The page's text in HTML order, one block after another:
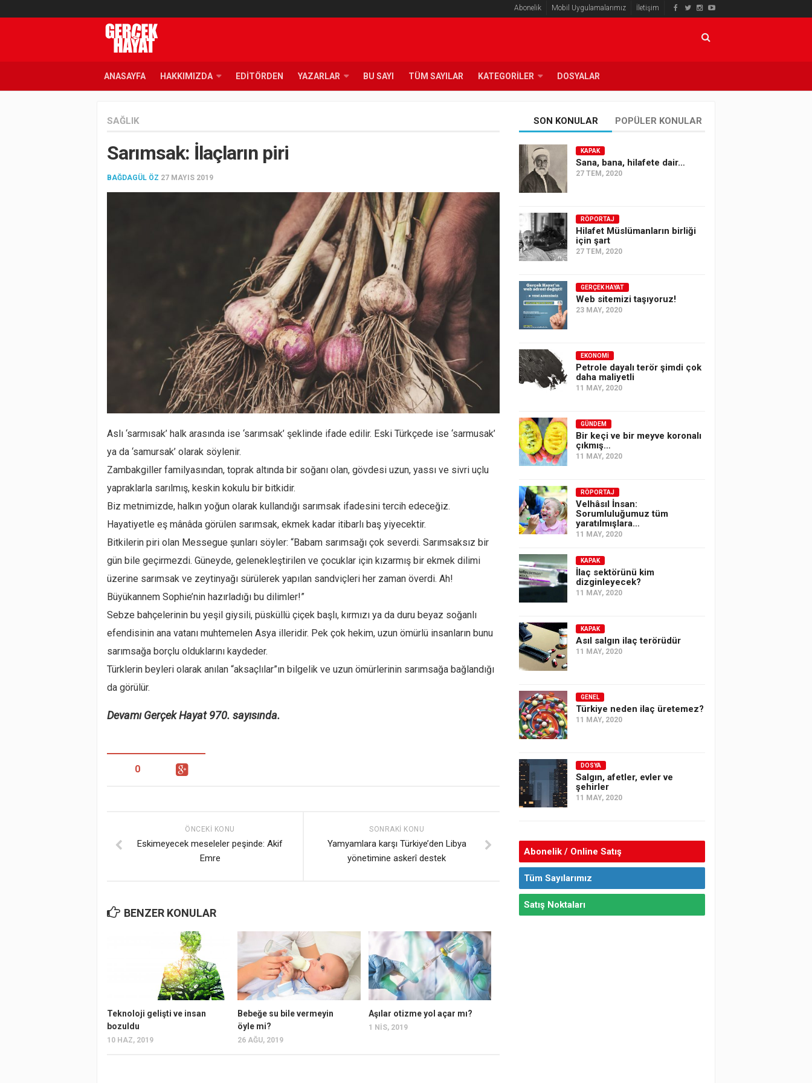
Abonelik Mobil Uygulamalarımız İletişim
ANASAYFA HAKKIMIZDA EDITÖRDEN YAZARLAR BU SAYI TÜM SAYILAR KATEGORILER DOSYALAR
SAĞLIK
Sarımsak: İlaçların piri
BAĞDAGÜL ÖZ 27 MAYIS 2019
Aslı ‘sarmısak’ halk arasında ise ‘sarımsak’ şeklinde ifade edilir. Eski Türkçede ise ‘sarmusak’
ya da ‘samursak’ olarak söylenir.
Zambakgiller familyasından, toprak altında bir soğanı olan, gövdesi uzun, yassı ve sivri uçlu
yapraklarla sarılmış, keskin kokulu bir bitkidir.
Biz metnimizde, halkın yoğun olarak kullandığı sarımsak ifadesini tercih edeceğiz.
Hayatiyetle eş mânâda görülen sarımsak, ekmek kadar itibarlı baş yiyecektir.
Bitkilerin piri olan Messegue şunları söyler: “Babam sarımsağı çok severdi. Sarımsaksız bir
gün bile geçirmezdi. Güneyde, gelenekleştirilen ve çocuklar için kızarmış bir ekmek dilimi
üzerine sarımsak ve zeytinyağı sürülerek yapılan sandviçleri her zaman överdi. Ah!
Büyükannem Sophie’nin hazırladığı bu dilimler!”
Sebze bahçelerinin bu yeşil giysili, püsküllü çiçek başlı, kırmızı ya da duru beyaz soğanlı
efendisinin ana vatanı muhtemelen Asya illeridir. Pek çok hekim, uzun ömürlü insanların bunu
sarımsağa borçlu olduklarını kaydeder.
Türklerin beyleri olarak anılan “aksaçlılar”ın bilgelik ve uzun ömürlerinin sarımsağa bağlandığı
da görülür.
Devamı Gerçek Hayat 970. sayısında.
0
SONRAKI KONU
Yamyamlara karşı Türkiye’den Libya
yönetimine askerî destek
ÖNCEKI KONU
Eskimeyecek meseleler peşinde: Akif
Emre
BENZER KONULAR
Teknoloji gelişti ve insan
bozuldu
10 HAZ, 2019
Bebeğe su bile vermeyin
öyle mi?
26 AĞU, 2019
Aşılar otizme yol açar mı?
1 NIS, 2019
SON KONULAR POPÜLER KONULAR
KAPAK
Sana, bana, hilafete dair…
27 TEM, 2020
RÖPORTAJ
Hilafet Müslümanların birliği
için şart
27 TEM, 2020
GERÇEK HAYAT
Web sitemizi taşıyoruz!
23 MAY, 2020
EKONOMI
Petrole dayalı terör şimdi çok
daha maliyetli
11 MAY, 2020
GÜNDEM
Bir keçi ve bir meyve koronalı
çıkmış…
11 MAY, 2020
RÖPORTAJ
Velhâsıl İnsan:
Sorumluluğumuz tüm
yaratılmışlara…
11 MAY, 2020
KAPAK
İlaç sektörünü kim
dizginleyecek?
11 MAY, 2020
KAPAK
Asıl salgın ilaç terörüdür
11 MAY, 2020
GENEL
Türkiye neden ilaç üretemez?
11 MAY, 2020
DOSYA
Salgın, afetler, evler ve
şehirler
11 MAY, 2020
Abonelik / Online Satış
Tüm Sayılarımız
Satış Noktaları